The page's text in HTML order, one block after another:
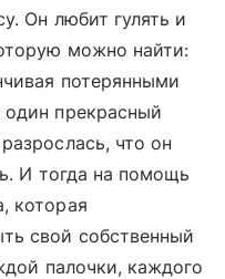
Он любит гулять и
можно найти:
потерянными
прекрасный
что он
И тогда на помощь
которая
свой собственный
палочки, каждого